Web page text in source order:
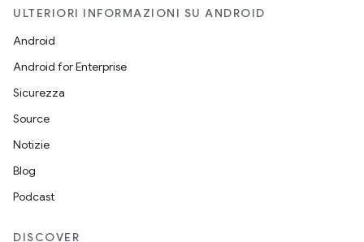
ULTERIORI INFORMAZIONI SU ANDROID
Android
Android for Enterprise
Sicurezza
Source
Notizie
Blog
Podcast
DISCOVER